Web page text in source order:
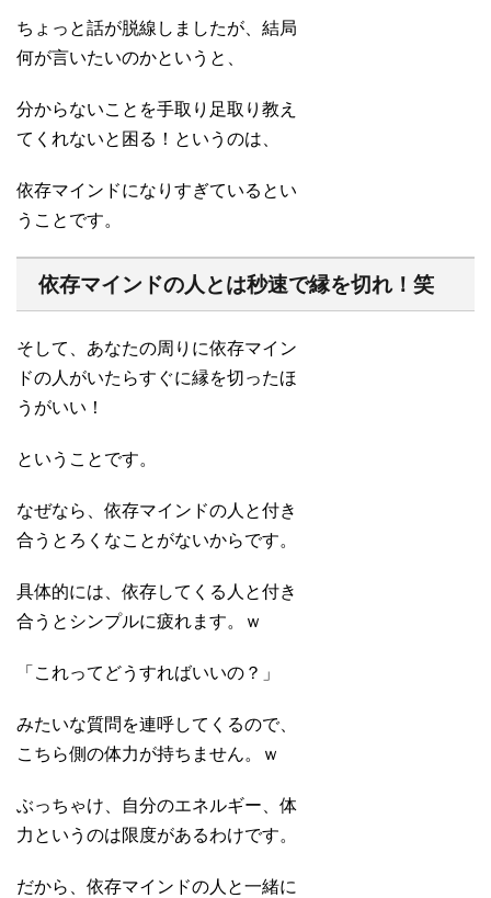
ちょっと話が脱線しましたが、結局
何が言いたいのかというと、
分からないことを手取り足取り教え
てくれないと困る！というのは、
依存マインドになりすぎているとい
うことです。
依存マインドの人とは秒速で縁を切れ！笑
そして、あなたの周りに依存マイン
ドの人がいたらすぐに縁を切ったほ
うがいい！
ということです。
なぜなら、依存マインドの人と付き
合うとろくなことがないからです。
具体的には、依存してくる人と付き
合うとシンプルに疲れます。ｗ
「これってどうすればいいの？」
みたいな質問を連呼してくるので、
こちら側の体力が持ちません。ｗ
ぶっちゃけ、自分のエネルギー、体
力というのは限度があるわけです。
だから、依存マインドの人と一緒に